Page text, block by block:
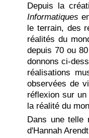
Depuis la
Informatiques
le terrain, des
réalités du
depuis 70 ou
donnons ci-
réalisations
observées de
réflexion sur
la réalité du
Dans une telle
d'Hannah